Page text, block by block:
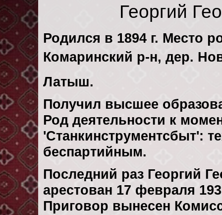
Георгий
Родился в 1894 г. Место
Комаринский р-н, дер.
Латыш.
Получил высшее
Род деятельности к
'Станкинструментсбыт':
беспартийным.
Последний раз Георгий
арестован 17 февраля
Приговор вынесен